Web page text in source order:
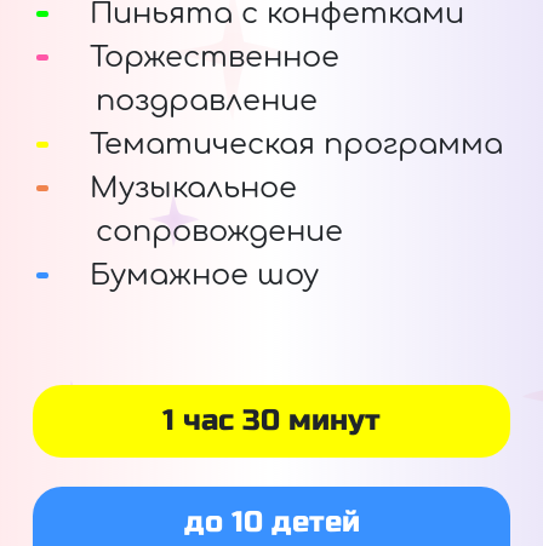
Пиньята с конфетками
Торжественное
поздравление
Тематическая программа
Музыкальное
сопровождение
Бумажное шоу
1 час 30 минут
до 10 детей